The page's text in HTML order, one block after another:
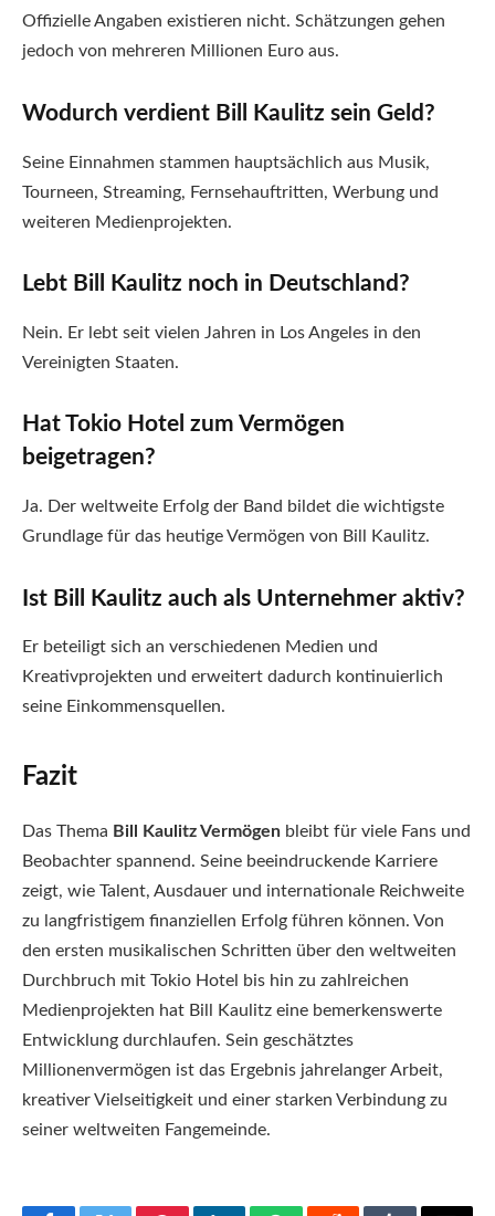
Offizielle Angaben existieren nicht. Schätzungen gehen
jedoch von mehreren Millionen Euro aus.
Wodurch verdient Bill Kaulitz sein Geld?
Seine Einnahmen stammen hauptsächlich aus Musik,
Tourneen, Streaming, Fernsehauftritten, Werbung und
weiteren Medienprojekten.
Lebt Bill Kaulitz noch in Deutschland?
Nein. Er lebt seit vielen Jahren in Los Angeles in den
Vereinigten Staaten.
Hat Tokio Hotel zum Vermögen
beigetragen?
Ja. Der weltweite Erfolg der Band bildet die wichtigste
Grundlage für das heutige Vermögen von Bill Kaulitz.
Ist Bill Kaulitz auch als Unternehmer aktiv?
Er beteiligt sich an verschiedenen Medien und
Kreativprojekten und erweitert dadurch kontinuierlich
seine Einkommensquellen.
Fazit
Das Thema Bill Kaulitz Vermögen bleibt für viele Fans und
Beobachter spannend. Seine beeindruckende Karriere
zeigt, wie Talent, Ausdauer und internationale Reichweite
zu langfristigem finanziellen Erfolg führen können. Von
den ersten musikalischen Schritten über den weltweiten
Durchbruch mit Tokio Hotel bis hin zu zahlreichen
Medienprojekten hat Bill Kaulitz eine bemerkenswerte
Entwicklung durchlaufen. Sein geschätztes
Millionenvermögen ist das Ergebnis jahrelanger Arbeit,
kreativer Vielseitigkeit und einer starken Verbindung zu
seiner weltweiten Fangemeinde.